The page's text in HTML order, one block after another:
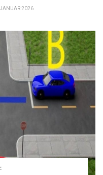
2026